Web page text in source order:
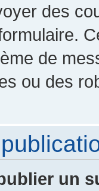
des
de
ou des
un